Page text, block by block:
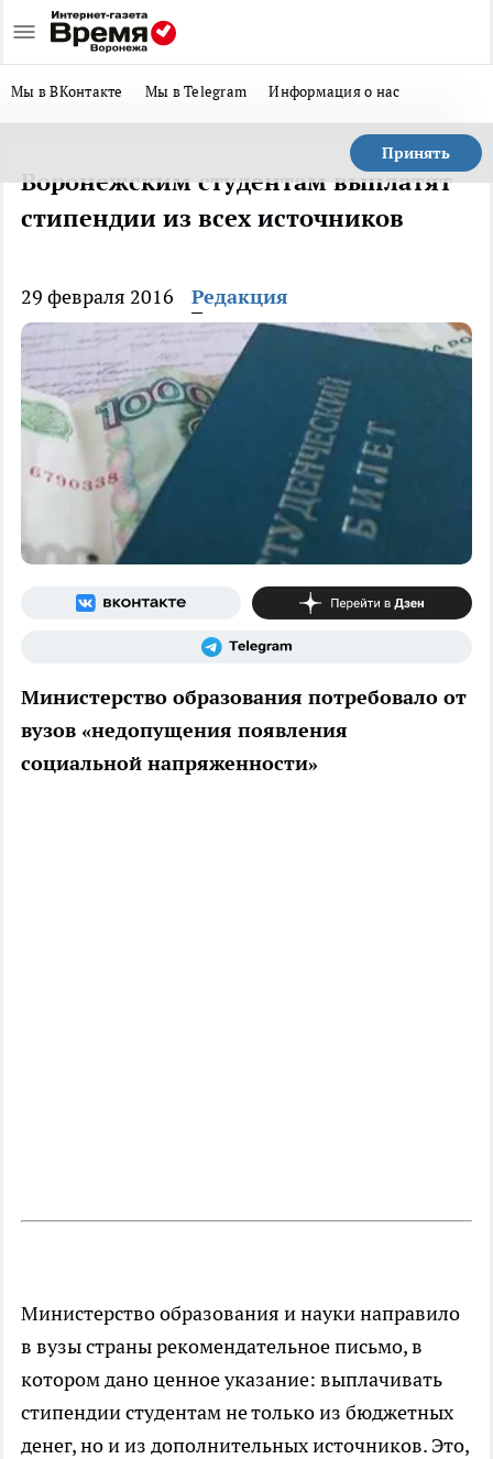
Мы в ВКонтакте Мы в Telegram Информация о нас
Принять
Воронежским студентам выплатят
стипендии из всех источников
29 февраля 2016 Редакция
Министерство образования потребовало от
вузов «недопущения появления
социальной напряженности»
Министерство образования и науки направило
в вузы страны рекомендательное письмо, в
котором дано ценное указание: выплачивать
стипендии студентам не только из бюджетных
денег, но и из дополнительных источников. Это,